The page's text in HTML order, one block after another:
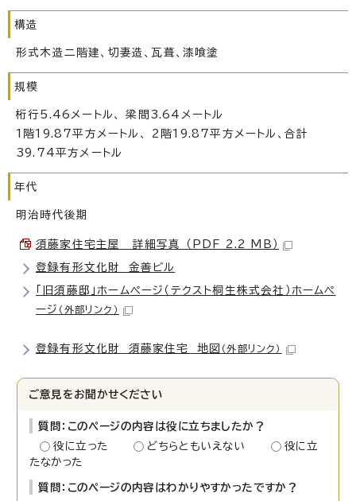
構造
形式木造二階建、切妻造、瓦葺、漆喰塗
規模
桁行5.46メートル、 梁間3.64メートル
1階19.87平方メートル、 2階19.87平方メートル、合計
39.74平方メートル
年代
明治時代後期
須藤家住宅主屋 詳細写真 （PDF 2.2 MB）
登録有形文化財 金善ビル
「旧須藤邸」ホームページ（テクスト桐生株式会社）ホームペ
ージ （外部リンク）
登録有形文化財 須藤家住宅 地図 （外部リンク）
ご意見をお聞かせください
質問：このページの内容は役に立ちましたか？
役に立った
どちらともいえない
役に立
たなかった
質問：このページの内容はわかりやすかったですか？